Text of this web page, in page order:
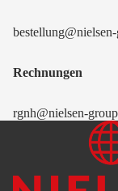
Rechnungen
rgnh@nielsen-